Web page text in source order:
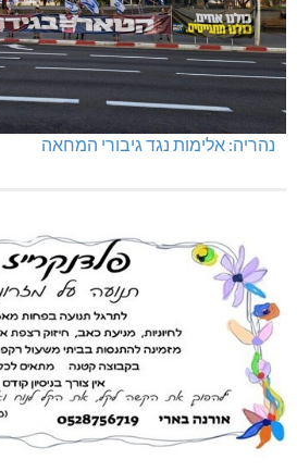
נהריה: אלימות נגד גיבורי המחאה